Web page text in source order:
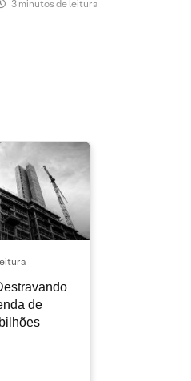
3 minutos de leitura
de